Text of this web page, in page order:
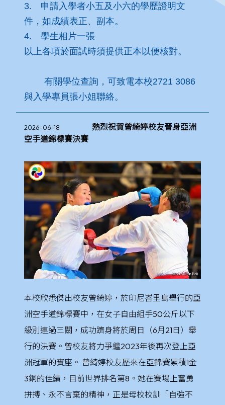
3. 申請入學者小五及小六的學歷證明文
件，如成績表正、副本。
4. 學生相片一張
以上各項於面試時須提供正本以便核對。
有關學位查詢，可致電本校2721 3086
與入學專員張小姐聯絡。
2026-06-18
熱烈祝賀曾綺婷校友晉身亞洲
空手道錦標賽決賽
本校欣悉傑出校友曾綺婷，於印尼峇里島舉行的亞
洲空手道錦標賽中，在女子自由組手50公斤以下
級別連過三關，成功躋身將於周日（6月21日）舉
行的決賽。曾校友將力爭繼2023年後再次登上亞
洲冠軍的寶座。 曾綺婷校友歷來在亞錦賽累積1金
3銅的佳績，目前世界排名第8。她在賽場上奮勇
拼搏、永不言棄的精神，正是母校校訓「自強不